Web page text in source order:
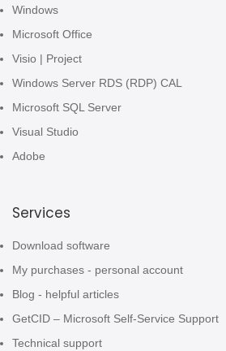
Windows
Microsoft Office
Visio | Project
Windows Server RDS (RDP) CAL
Microsoft SQL Server
Visual Studio
Adobe
Services
Download software
My purchases - personal account
Blog - helpful articles
GetCID – Microsoft Self-Service Support
Technical support